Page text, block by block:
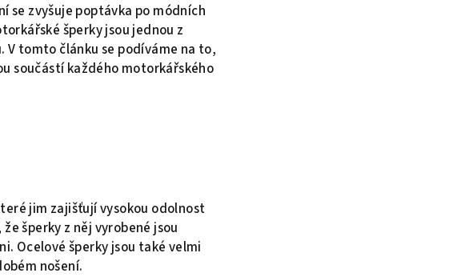
se zvyšuje poptávka po módních
šperky jsou jednou z
tomto článku se podíváme na to,
součástí každého motorkářského
jim zajišťují vysokou odolnost
šperky z něj vyrobené jsou
Ocelové šperky jsou také velmi
nošení.